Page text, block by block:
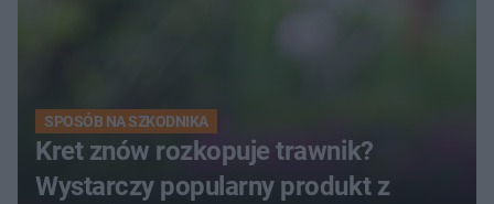
SPOSÓB NA SZKODNIKA
Kret znów rozkopuje trawnik?
Wystarczy popularny produkt z